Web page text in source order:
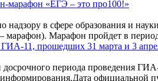
марафон «ЕГЭ – это про100!»
надзору в сфере образования и
марафон). Марафон пройдет в
ГИА-11, прошедших 31 марта и 3
периода проведения
официальной